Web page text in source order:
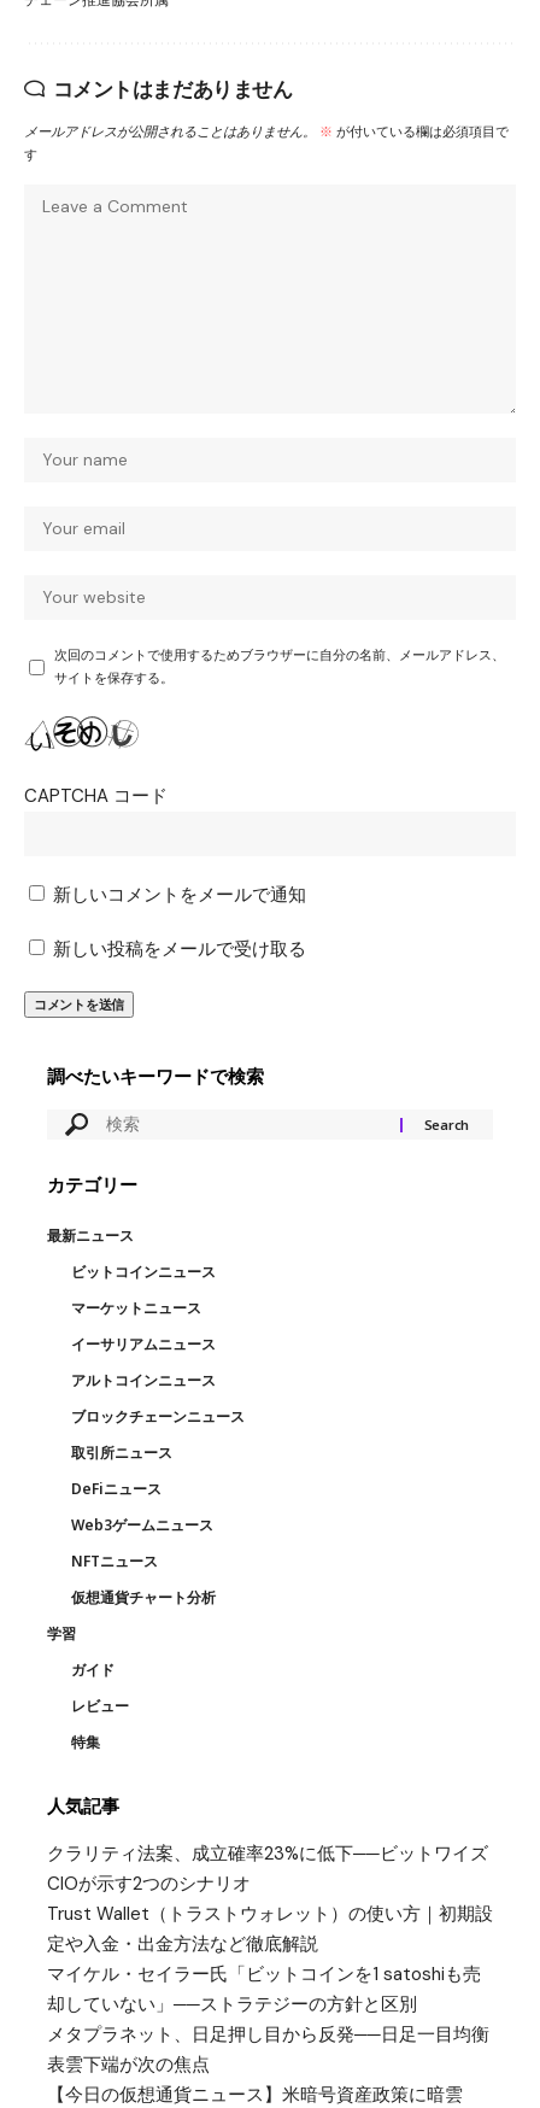
コメントはまだありません
メールアドレスが公開されることはありません。 ※ が付いている欄は必須項目で
す
次回のコメントで使用するためブラウザーに自分の名前、メールアドレス、
サイトを保存する。
CAPTCHA コード
新しいコメントをメールで通知
新しい投稿をメールで受け取る
調べたいキーワードで検索
カテゴリー
最新ニュース
ビットコインニュース
マーケットニュース
イーサリアムニュース
アルトコインニュース
ブロックチェーンニュース
取引所ニュース
DeFiニュース
Web3ゲームニュース
NFTニュース
仮想通貨チャート分析
学習
ガイド
レビュー
特集
人気記事
クラリティ法案、成立確率23%に低下──ビットワイズ
CIOが示す2つのシナリオ
Trust Wallet（トラストウォレット）の使い方｜初期設
定や入金・出金方法など徹底解説
マイケル・セイラー氏「ビットコインを1 satoshiも売
却していない」──ストラテジーの方針と区別
メタプラネット、日足押し目から反発──日足一目均衡
表雲下端が次の焦点
【今日の仮想通貨ニュース】米暗号資産政策に暗雲